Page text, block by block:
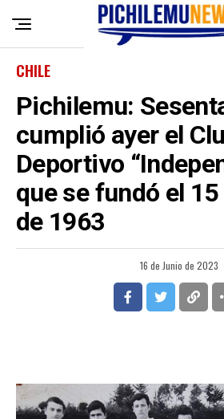
CHILE
Pichilemu:
cumplió ayer el
Deportivo
que se fundó el
de 1963
16 de Junio de 2023